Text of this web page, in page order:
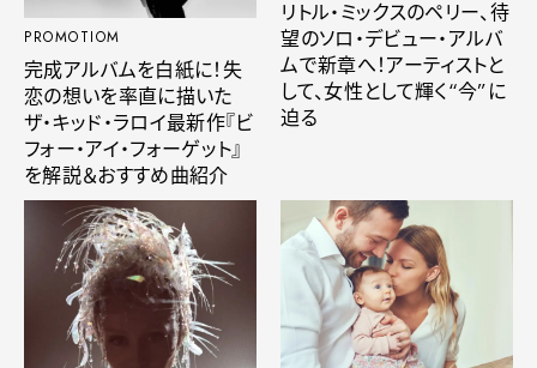
PROMOTIOM
完成アルバムを白紙に！失
恋の想いを率直に描いた
ザ・キッド・ラロイ最新作『ビ
フォー・アイ・フォーゲット』
を解説＆おすすめ曲紹介
リトル・ミックスのペリー、待
望のソロ・デビュー・アルバ
ムで新章へ！アーティストと
して、女性として輝く“今”に
迫る